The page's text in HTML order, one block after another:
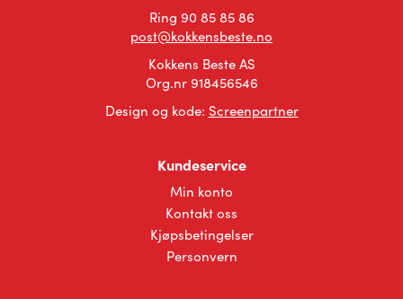
Ring 90 85 85 86
post@kokkensbeste.no
Kokkens Beste AS
Org.nr 918456546
Design og kode: Screenpartner
Kundeservice
Min konto
Kontakt oss
Kjøpsbetingelser
Personvern